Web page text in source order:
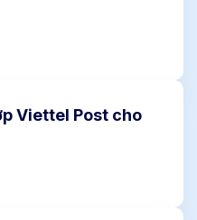
Viettel Post cho